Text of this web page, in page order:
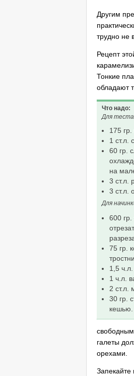
Другим
трудно не
Рецепт
Тонкие
обладают
Что надо:
Для
175 гр.
1 ст.л.
60 гр.
на
3 ст.л.
3 ст.л.
Для
600 гр.
75 гр.
1,5
1 ч.л.
2 ст.л.
30 гр.
кешью.
галеты
орехами.
Запекайте